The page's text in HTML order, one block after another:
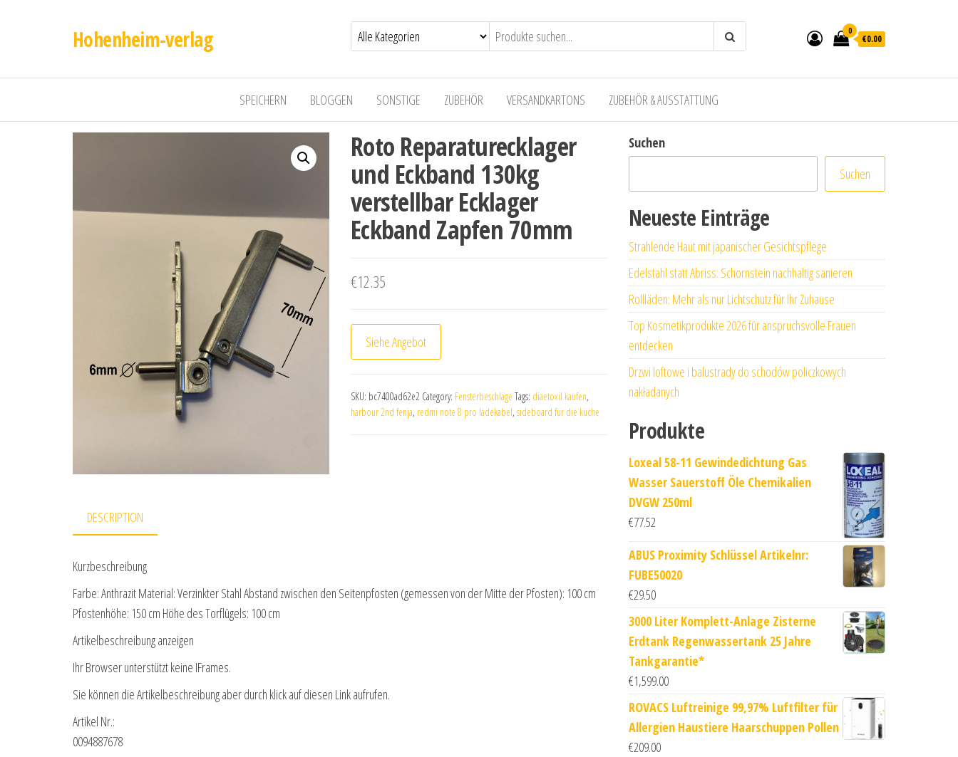
Hohenheim-verlag 0
€0.00
SPEICHERN BLOGGEN SONSTIGE ZUBEHÖR VERSANDKARTONS ZUBEHÖR & AUSSTATTUNG
Roto Reparaturecklager
und Eckband 130kg
verstellbar Ecklager
Eckband Zapfen 70mm
€12.35
Siehe Angebot
SKU: bc7400ad62e2 Category: Fensterbeschläge Tags: diaetoxil kaufen,
harbour 2nd fenja, redmi note 8 pro ladekabel, sideboard für die küche
DESCRIPTION
Kurzbeschreibung
Farbe: Anthrazit Material: Verzinkter Stahl Abstand zwischen den Seitenpfosten (gemessen von der Mitte der Pfosten): 100 cm
Pfostenhöhe: 150 cm Höhe des Torflügels: 100 cm
Artikelbeschreibung anzeigen
Ihr Browser unterstützt keine IFrames.
Sie können die Artikelbeschreibung aber durch klick auf diesen Link aufrufen.
Artikel Nr.:
0094887678
Suchen
Suchen
Neueste Einträge
Strahlende Haut mit japanischer Gesichtspflege
Edelstahl statt Abriss: Schornstein nachhaltig sanieren
Rollläden: Mehr als nur Lichtschutz für Ihr Zuhause
Top Kosmetikprodukte 2026 für anspruchsvolle Frauen
entdecken
Drzwi loftowe i balustrady do schodów policzkowych
nakładanych
Produkte
Loxeal 58-11 Gewindedichtung Gas
Wasser Sauerstoff Öle Chemikalien
DVGW 250ml
€77.52
ABUS Proximity Schlüssel Artikelnr:
FUBE50020
€29.50
3000 Liter Komplett-Anlage Zisterne
Erdtank Regenwassertank 25 Jahre
Tankgarantie*
€1,599.00
ROVACS Luftreinige 99,97% Luftfilter für
Allergien Haustiere Haarschuppen Pollen
€209.00